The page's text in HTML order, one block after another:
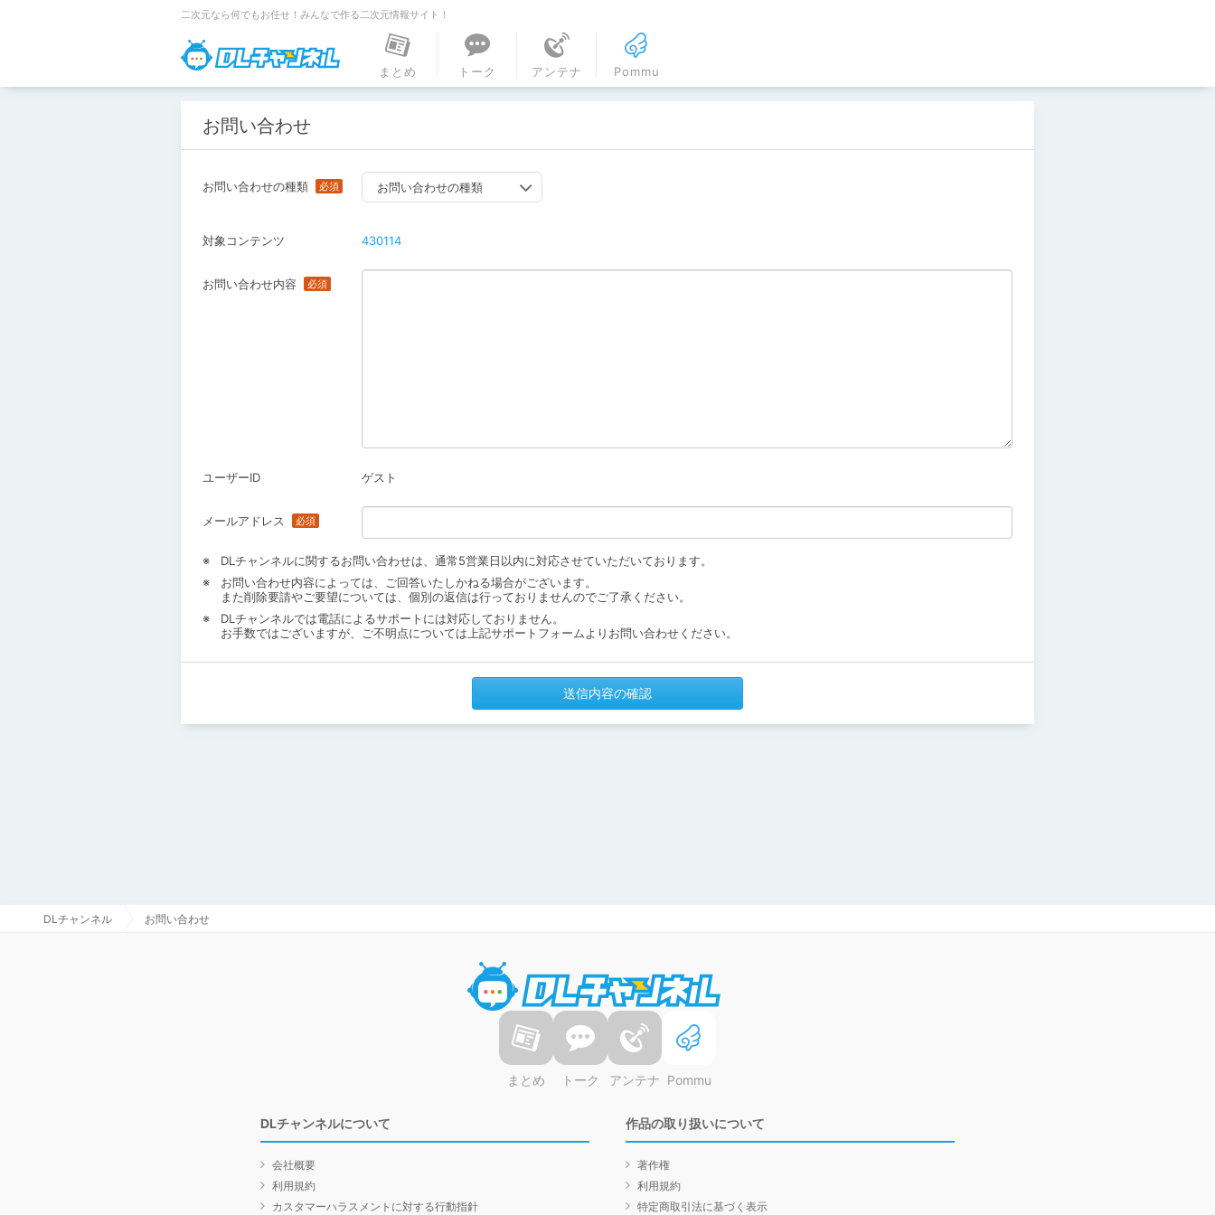
二次元なら何でもお任せ！みんなで作る二次元情報サイト！
DLチャンネル
まとめ
トーク アンテナ Pommu
お問い合わせ
お問い合わせの種類 お問い合わせの種類
対象コンテンツ 430114
お問い合わせ内容
ユーザーID ゲスト
メールアドレス
DLチャンネルに関するお問い合わせは、通常5営業日以内に対応させていただいております。
お問い合わせ内容によっては、ご回答いたしかねる場合がございます。
また削除要請やご要望については、個別の返信は行っておりませんのでご了承ください。
DLチャンネルでは電話によるサポートには対応しておりません。
お手数ではございますが、ご不明点については上記サポートフォームよりお問い合わせください。
送信内容の確認
DLチャンネル お問い合わせ
まとめ トーク アンテナ Pommu
DLチャンネルについて
会社概要
利用規約
カスタマーハラスメントに対する行動指針
作品の取り扱いについて
著作権
利用規約
特定商取引法に基づく表示